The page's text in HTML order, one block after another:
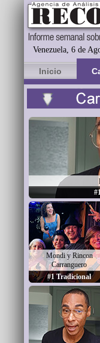
Venezuela, 6 de
Inicio
Mondi y Rincon
Carranguero
#1 Tradicional